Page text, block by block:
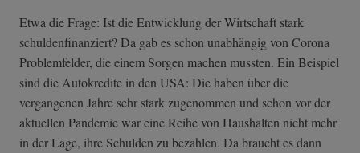
Etwa die Frage: Ist die Entwicklung der Wirtschaft stark
schuldenfinanziert? Da gab es schon unabhängig von Corona
Problemfelder, die einem Sorgen machen mussten. Ein Beispiel
sind die Autokredite in den USA: Die haben über die
vergangenen Jahre sehr stark zugenommen und schon vor der
aktuellen Pandemie war eine Reihe von Haushalten nicht mehr
in der Lage, ihre Schulden zu bezahlen. Da braucht es dann